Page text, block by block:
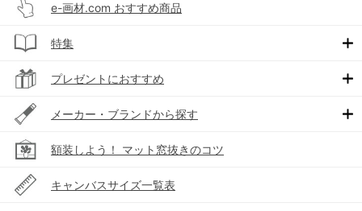
e-画材.com おすすめ商品
特集
プレゼントにおすすめ
メーカー・ブランドから探す
額装しよう！ マット窓抜きのコツ
キャンバスサイズ一覧表